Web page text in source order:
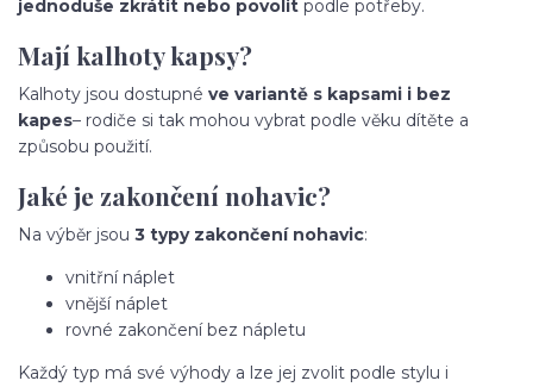
jednoduše zkrátit nebo povolit podle potřeby.
Mají kalhoty kapsy?
Kalhoty jsou dostupné ve variantě s kapsami i bez
kapes– rodiče si tak mohou vybrat podle věku dítěte a
způsobu použití.
Jaké je zakončení nohavic?
Na výběr jsou 3 typy zakončení nohavic:
vnitřní náplet
vnější náplet
rovné zakončení bez nápletu
Každý typ má své výhody a lze jej zvolit podle stylu i